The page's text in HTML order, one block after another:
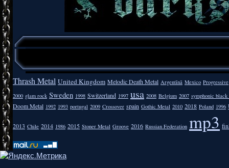
Thrash Metal United Kingdom Melodic Death Metal Argentīnā Mexico Progressive
2000 glam rock Sweden 1998 Switzerland 1997 usa 2008 Belgium 2007 symphonic
Doom Metal 1992 1993 portugal 2009 Crossover spain Gothic Metal 2010 2018 Poland 1996
2013 Chile 2014 1986 2015 Stoner Metal Groove 2016 Russian Federation mp3